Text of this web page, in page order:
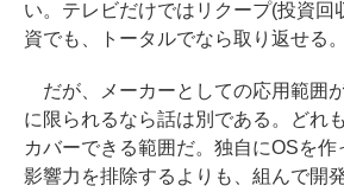
い。テレビだけではリクープ(投資回
資でも、トータルでなら取り返せる。
だが、メーカーとしての応用範囲
に限られるなら話は別である。どれ
カバーできる範囲だ。独自にOSを
影響力を排除するよりも、組んで開